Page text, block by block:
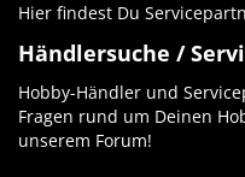
Hier findest Du
Händlersuche /
Hobby-Händler und
Fragen rund um Deinen
unserem Forum!